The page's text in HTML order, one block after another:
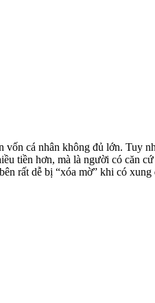
cá nhân không đủ lớn. Tuy
tiền hơn, mà là người có căn
rất dễ bị “xóa mờ” khi có xung